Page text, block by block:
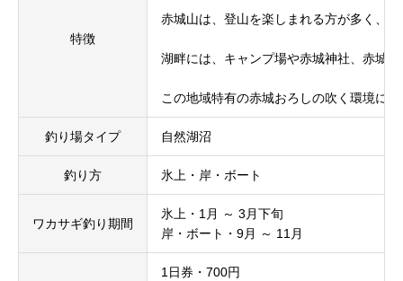
特徴
赤城山は、登山を楽しまれる方が多く、
湖畔には、キャンプ場や赤城神社、赤城
この地域特有の赤城おろしの吹く環境に
釣り場タイプ 自然湖沼
釣り方 氷上・岸・ボート
ワカサギ釣り期間
氷上・1月 ～ 3月下旬
岸・ボート・9月 ～ 11月
1日券・700円